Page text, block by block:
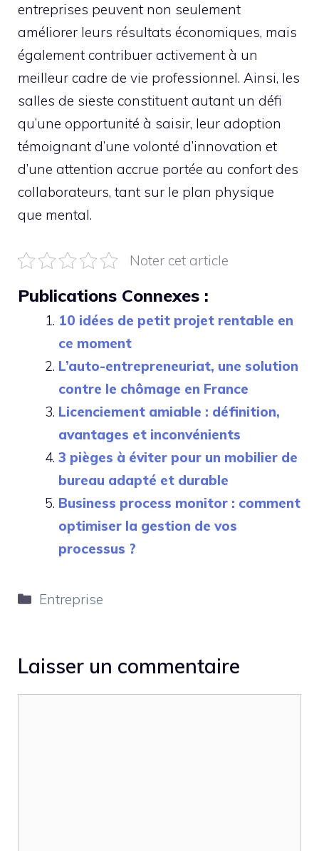
entreprises peuvent non seulement
améliorer leurs résultats économiques, mais
également contribuer activement à un
meilleur cadre de vie professionnel. Ainsi, les
salles de sieste constituent autant un défi
qu’une opportunité à saisir, leur adoption
témoignant d’une volonté d’innovation et
d’une attention accrue portée au confort des
collaborateurs, tant sur le plan physique
que mental.
Noter cet article
Publications Connexes :
10 idées de petit projet rentable en
ce moment
L’auto-entrepreneuriat, une solution
contre ⁢le chômage en France
Licenciement amiable : définition,
avantages et inconvénients
3 pièges à éviter pour un mobilier de
bureau adapté et durable
Business process monitor : comment
optimiser la gestion de vos
processus ?
Catégories
Entreprise
Laisser un commentaire